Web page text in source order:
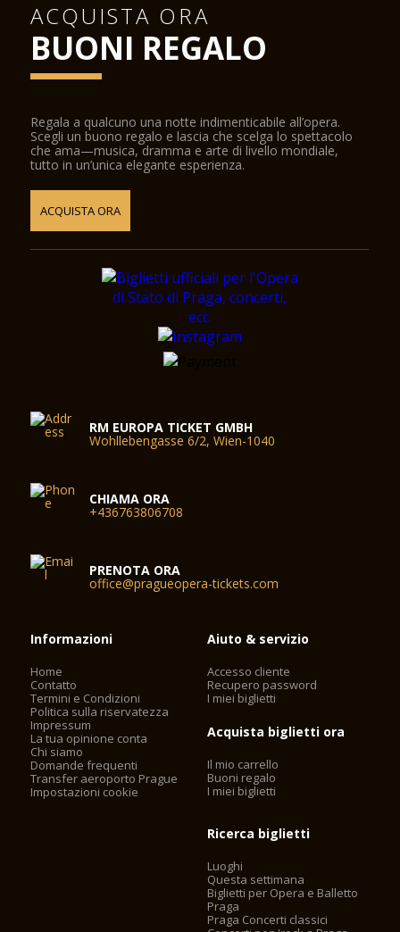
ACQUISTA ORA
BUONI REGALO
Regala a qualcuno una notte indimenticabile all’opera.
Scegli un buono regalo e lascia che scelga lo spettacolo
che ama—musica, dramma e arte di livello mondiale,
tutto in un’unica elegante esperienza.
ACQUISTA ORA
RM EUROPA TICKET GMBH
Wohllebengasse 6/2, Wien-1040
CHIAMA ORA
+436763806708
PRENOTA ORA
office@pragueopera-tickets.com
Informazioni
Home
Contatto
Termini e Condizioni
Politica sulla riservatezza
Impressum
La tua opinione conta
Chi siamo
Domande frequenti
Transfer aeroporto Prague
Impostazioni cookie
Aiuto & servizio
Accesso cliente
Recupero password
I miei biglietti
Acquista biglietti ora
Il mio carrello
Buoni regalo
I miei biglietti
Ricerca biglietti
Luoghi
Questa settimana
Biglietti per Opera e Balletto
Praga
Praga Concerti classici